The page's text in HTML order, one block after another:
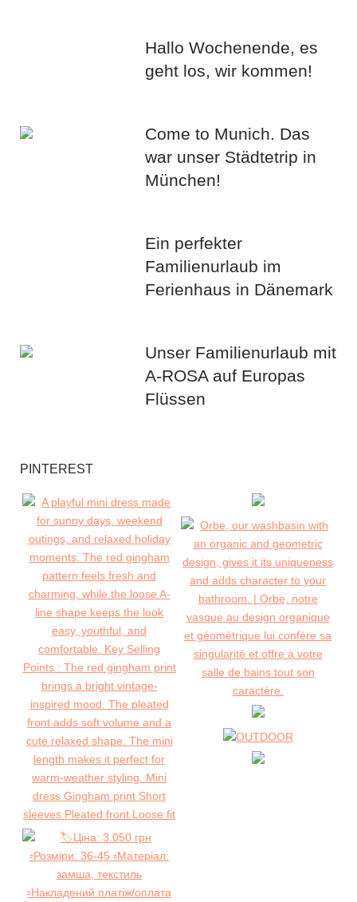
Hallo Wochenende, es
geht los, wir kommen!
Come to Munich. Das
war unser Städtetrip in
München!
Ein perfekter
Familienurlaub im
Ferienhaus in Dänemark
Unser Familienurlaub mit
A-ROSA auf Europas
Flüssen
PINTEREST